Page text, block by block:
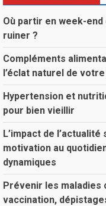
Où partir en week-end
ruiner ?
Compléments
l’éclat naturel de
Hypertension et
pour bien vieillir
L’impact de
motivation au
dynamiques
Prévenir les maladies
vaccination,